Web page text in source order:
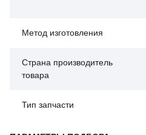
Метод изготовления
Страна производитель
товара
Тип запчасти